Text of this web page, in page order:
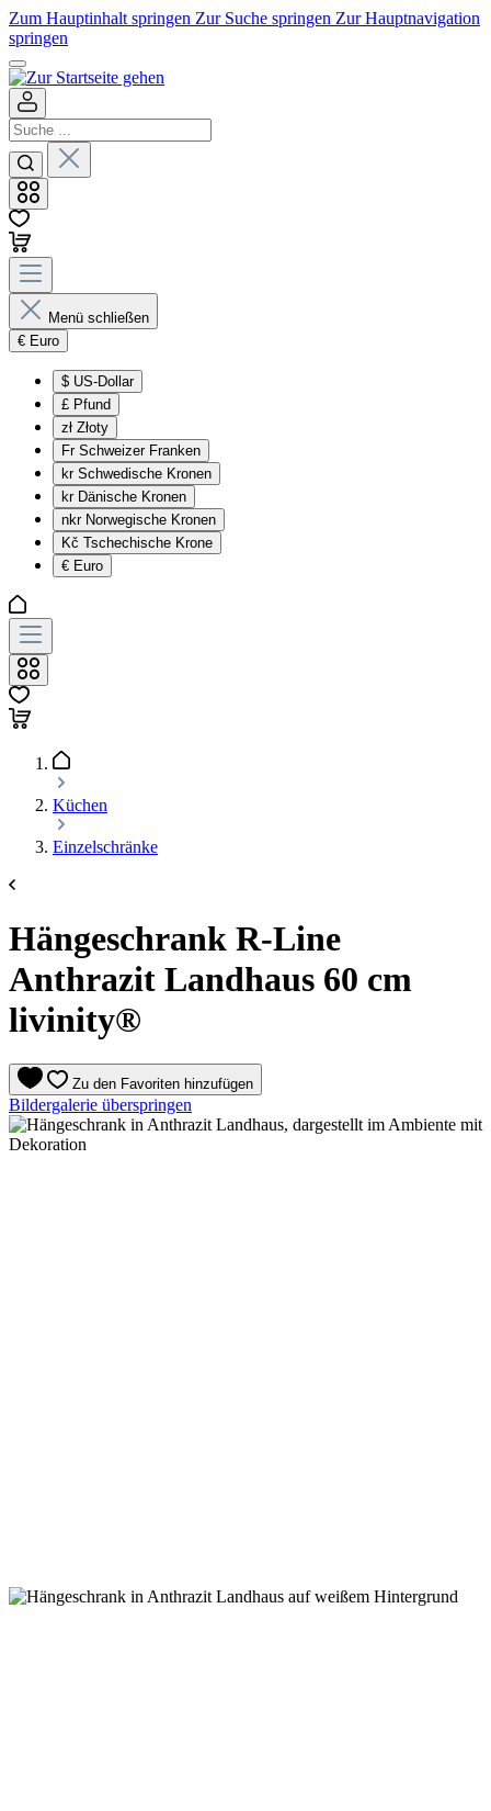
Zum Hauptinhalt springen Zur Suche springen Zur Hauptnavigation
springen
Menü schließen
€ Euro
$ US-Dollar
£ Pfund
zł Złoty
Fr Schweizer Franken
kr Schwedische Kronen
kr Dänische Kronen
nkr Norwegische Kronen
Kč Tschechische Krone
€ Euro
Küchen
Einzelschränke
Hängeschrank R-Line
Anthrazit Landhaus 60 cm
livinity®
Zu den Favoriten hinzufügen
Bildergalerie überspringen